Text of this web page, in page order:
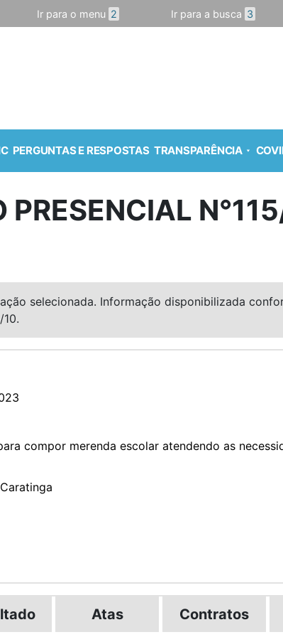
Ir para o menu 2 Ir para a busca 3
PERGUNTAS E RESPOSTAS TRANSPARÊNCIA
PRESENCIAL
selecionada. Informação disponibilizada
compor merenda escolar atendendo as
Atas Contratos